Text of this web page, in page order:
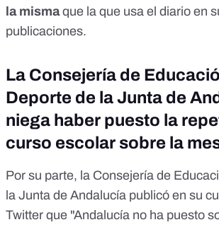
la mismaque la que usa el diario en
publicaciones.
La Consejería de
Deporte de la Junta de
niega haber puesto la
curso escolar sobre la
Por su parte, la Consejería de
la Junta de Andalucía publicó en su
Twitter que "Andalucía no ha puesto